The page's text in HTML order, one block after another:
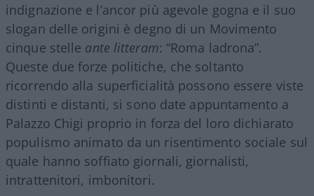
indignazione e l’ancor più agevole gogna e il suo
slogan delle origini è degno di un Movimento
cinque stelle ante litteram: “Roma ladrona”.
Queste due forze politiche, che soltanto
ricorrendo alla superficialità possono essere viste
distinti e distanti, si sono date appuntamento a
Palazzo Chigi proprio in forza del loro dichiarato
populismo animato da un risentimento sociale sul
quale hanno soffiato giornali, giornalisti,
intrattenitori, imbonitori.